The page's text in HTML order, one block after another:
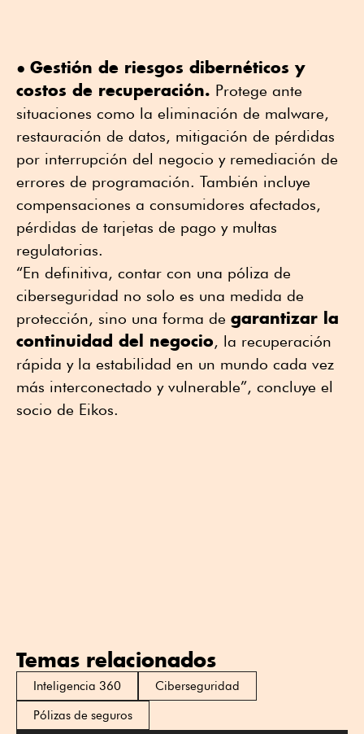
● Gestión de riesgos dibernéticos y
costos de recuperación. Protege ante
situaciones como la eliminación de malware,
restauración de datos, mitigación de pérdidas
por interrupción del negocio y remediación de
errores de programación. También incluye
compensaciones a consumidores afectados,
pérdidas de tarjetas de pago y multas
regulatorias.
“En definitiva, contar con una póliza de
ciberseguridad no solo es una medida de
protección, sino una forma de garantizar la
continuidad del negocio, la recuperación
rápida y la estabilidad en un mundo cada vez
más interconectado y vulnerable”, concluye el
socio de Eikos.
Temas relacionados
Inteligencia 360
Ciberseguridad
Pólizas de seguros